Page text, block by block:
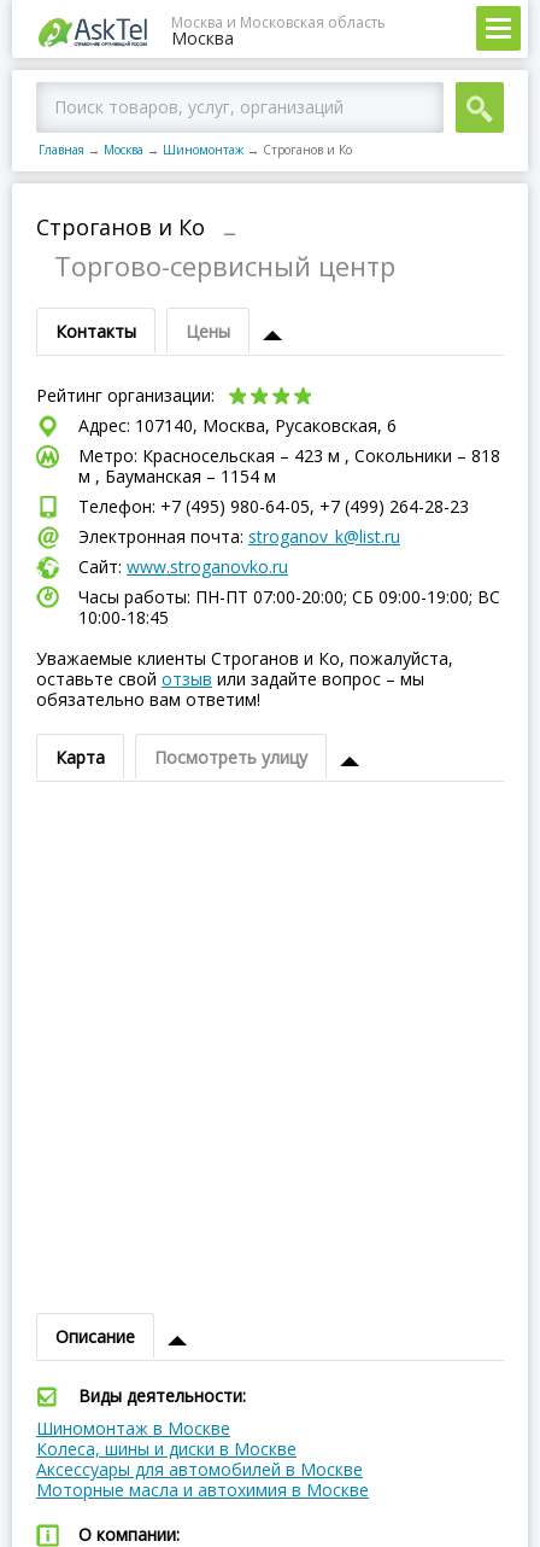
Москва и Московская область
Москва
Главная → Москва → Шиномонтаж → Строганов и Ко
Строганов и Ко
–
Торгово-сервисный центр
Контакты Цены
Рейтинг организации:
Адрес: 107140, Москва, Русаковская, 6
Метро: Красносельская – 423 м , Сокольники – 818
м , Бауманская – 1154 м
Телефон: +7 (495) 980-64-05, +7 (499) 264-28-23
Электронная почта: stroganov_k@list.ru
Сайт: www.stroganovko.ru
Часы работы: ПН-ПТ 07:00-20:00; СБ 09:00-19:00; ВC
10:00-18:45
Уважаемые клиенты Строганов и Ко, пожалуйста,
оставьте свой отзыв или задайте вопрос – мы
обязательно вам ответим!
Карта Посмотреть улицу
Описание
Виды деятельности:
Шиномонтаж в Москве
Колеса, шины и диски в Москве
Аксессуары для автомобилей в Москве
Моторные масла и автохимия в Москве
О компании: